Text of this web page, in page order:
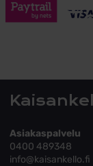
Asiakaspalvelu
0400 489348
info@kaisankello.fi